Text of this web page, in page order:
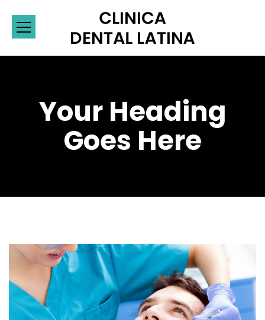
Your Heading
Goes Here